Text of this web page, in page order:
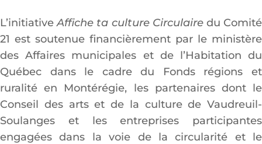
L’initiativeAffiche ta culture Circulairedu Comité
21 est soutenue financièrement par le ministère
des Affaires municipales et de l’Habitation du
Québec dans le cadre du Fonds régions et
ruralité en Montérégie, les partenaires dont le
Conseil des arts et de la culture de Vaudreuil-
Soulanges et les entreprises participantes
engagées dans la voie de la circularité et le